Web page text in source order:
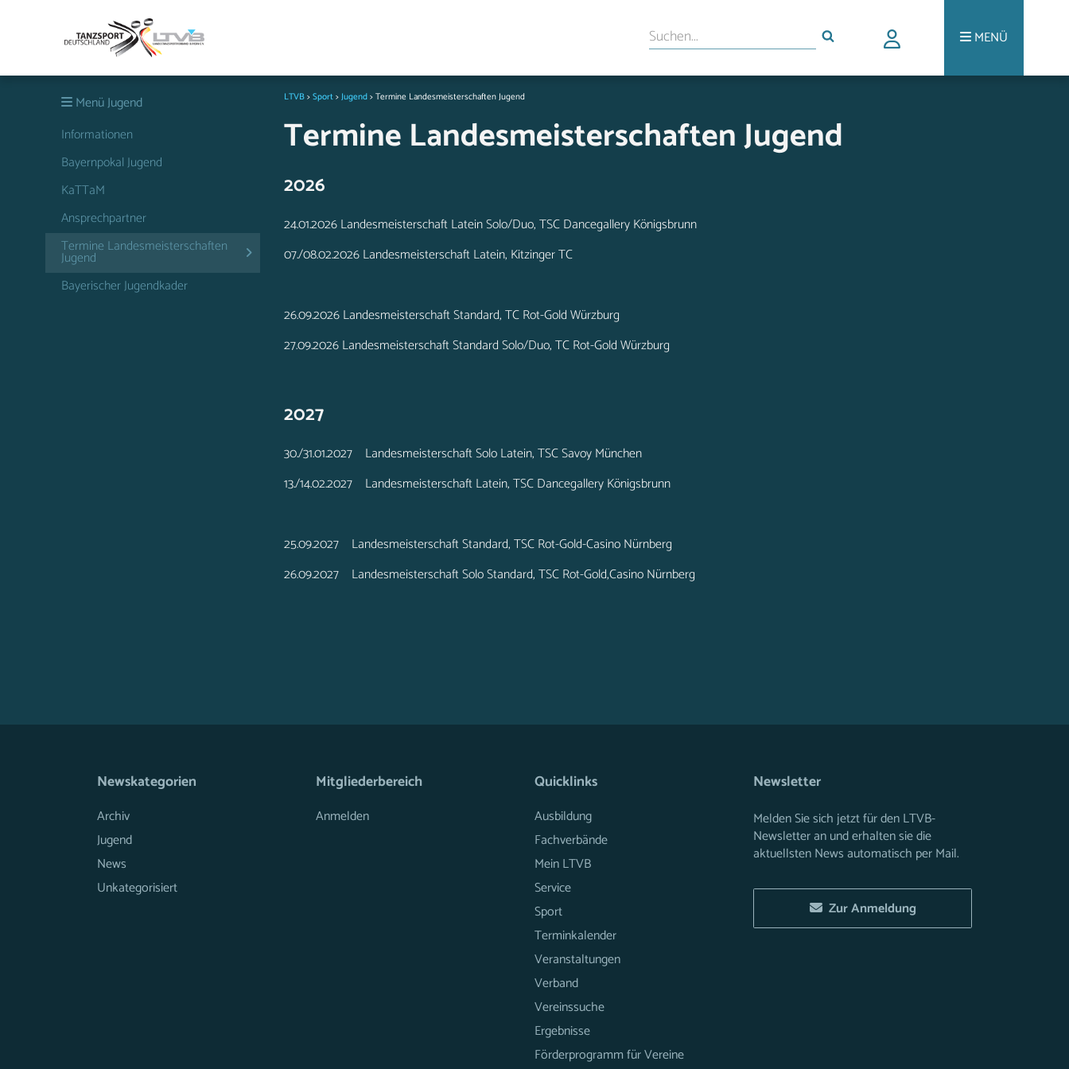
MENÜ
Menü Jugend
Informationen
Bayernpokal Jugend
KaTTaM
Ansprechpartner
Termine Landesmeisterschaften
Jugend
Bayerischer Jugendkader
LTVB>Sport>Jugend>Termine Landesmeisterschaften Jugend
Termine Landesmeisterschaften Jugend
2026
24.01.2026 Landesmeisterschaft Latein Solo/Duo, TSC Dancegallery Königsbrunn
07./08.02.2026 Landesmeisterschaft Latein, Kitzinger TC
26.09.2026 Landesmeisterschaft Standard, TC Rot-Gold Würzburg
27.09.2026 Landesmeisterschaft Standard Solo/Duo, TC Rot-Gold Würzburg
2027
30./31.01.2027 Landesmeisterschaft Solo Latein, TSC Savoy München
13./14.02.2027 Landesmeisterschaft Latein, TSC Dancegallery Königsbrunn
25.09.2027 Landesmeisterschaft Standard, TSC Rot-Gold-Casino Nürnberg
26.09.2027 Landesmeisterschaft Solo Standard, TSC Rot-Gold,Casino Nürnberg
Newskategorien
Archiv
Jugend
News
Unkategorisiert
Mitgliederbereich
Anmelden
Quicklinks
Ausbildung
Fachverbände
Mein LTVB
Service
Sport
Terminkalender
Veranstaltungen
Verband
Vereinssuche
Ergebnisse
Förderprogramm für Vereine
Newsletter
Melden Sie sich jetzt für den LTVB-
Newsletter an und erhalten sie die
aktuellsten News automatisch per Mail.
Zur Anmeldung